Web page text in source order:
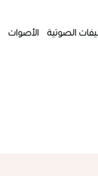
الصوتية الأصوات